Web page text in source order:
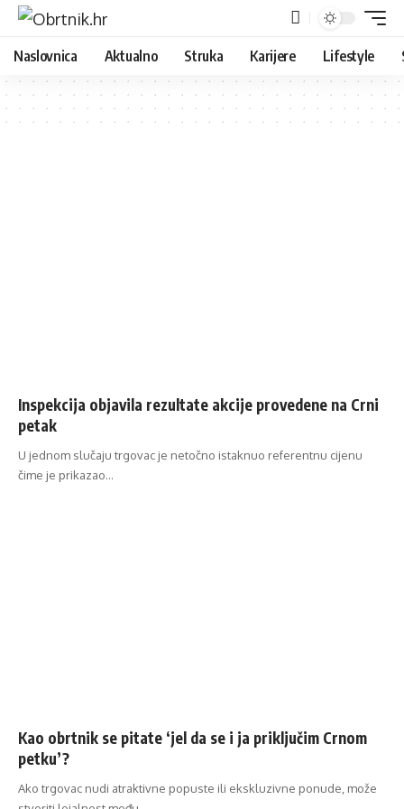
Naslovnica Aktualno Struka Karijere Lifestyle
Inspekcija objavila rezultate akcije provedene na Crni
petak
U jednom slučaju trgovac je netočno istaknuo referentnu cijenu
čime je prikazao…
Kao obrtnik se pitate ‘jel da se i ja priključim Crnom
petku’?
Ako trgovac nudi atraktivne popuste ili ekskluzivne ponude, može